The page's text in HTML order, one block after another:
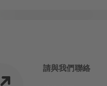
請與我們聯絡